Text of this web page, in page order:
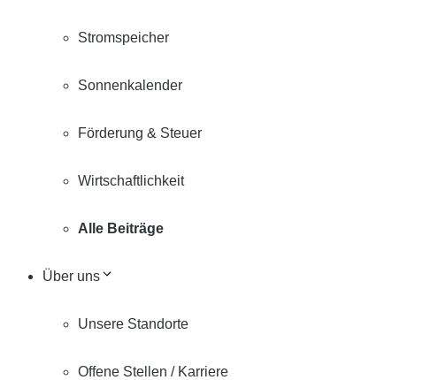
Stromspeicher
Sonnenkalender
Förderung & Steuer
Wirtschaftlichkeit
Alle Beiträge
Über uns
Unsere Standorte
Offene Stellen / Karriere